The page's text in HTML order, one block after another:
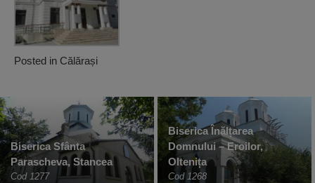
Posted in Călărași
Biserica Sfânta
Parascheva, Stancea
Cod 1277
Biserica Înălțarea
Domnului – Eroilor,
Oltenița
Cod 1268